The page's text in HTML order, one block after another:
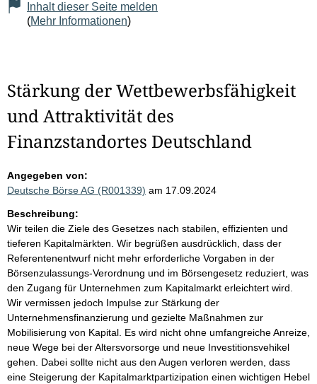
Inhalt dieser Seite melden
(Mehr Informationen)
Stärkung der Wettbewerbsfähigkeit
und Attraktivität des
Finanzstandortes Deutschland
Angegeben von:
Deutsche Börse AG (R001339) am 17.09.2024
Beschreibung:
Wir teilen die Ziele des Gesetzes nach stabilen, effizienten und
tieferen Kapitalmärkten. Wir begrüßen ausdrücklich, dass der
Referentenentwurf nicht mehr erforderliche Vorgaben in der
Börsenzulassungs-Verordnung und im Börsengesetz reduziert, was
den Zugang für Unternehmen zum Kapitalmarkt erleichtert wird.
Wir vermissen jedoch Impulse zur Stärkung der
Unternehmensfinanzierung und gezielte Maßnahmen zur
Mobilisierung von Kapital. Es wird nicht ohne umfangreiche Anreize,
neue Wege bei der Altersvorsorge und neue Investitionsvehikel
gehen. Dabei sollte nicht aus den Augen verloren werden, dass
eine Steigerung der Kapitalmarktpartizipation einen wichtigen Hebel